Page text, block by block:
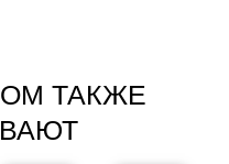
ТАКЖЕ